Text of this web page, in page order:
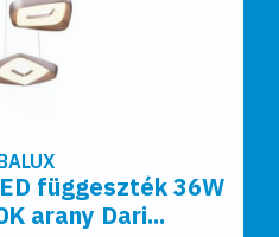
függeszték 36W
arany Dari...